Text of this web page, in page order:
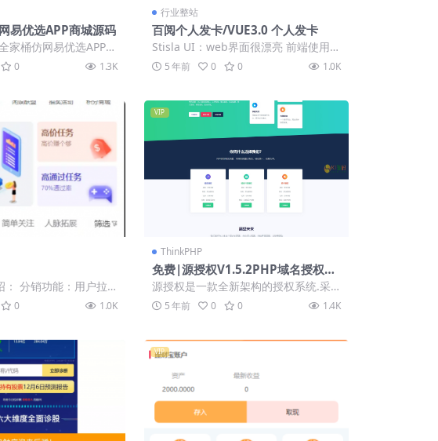
易优选APP商城源码
家桶仿网易优选APP商
全家桶+mintUI...
0 1.3K
行业整站
百阅个人发卡/VUE3.0 个人发卡
Stisla UI：web界面很漂亮 前端使用V
UE3.0,毫秒级响应 已集成支...
5 年前 0 0 1.0K
： 分销功能：用户拉
以获取任务返佣，三级
0 1.0K
VIP
ThinkPHP
免费|源授权V1.5.2PHP域名授权系
统源码免费下载
源授权是一款全新架构的授权系统.采
用ThinkPHP 5.0开发，内置各种强大
的...5 年前 0 0 1.4K
VIP